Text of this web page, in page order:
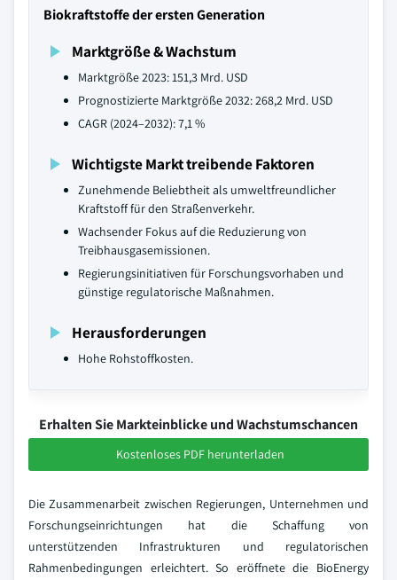
Biokraftstoffe der ersten Generation
Marktgröße & Wachstum
Marktgröße 2023: 151,3 Mrd. USD
Prognostizierte Marktgröße 2032: 268,2 Mrd. USD
CAGR (2024–2032): 7,1 %
Wichtigste Markt treibende Faktoren
Zunehmende Beliebtheit als umweltfreundlicher
Kraftstoff für den Straßenverkehr.
Wachsender Fokus auf die Reduzierung von
Treibhausgasemissionen.
Regierungsinitiativen für Forschungsvorhaben und
günstige regulatorische Maßnahmen.
Herausforderungen
Hohe Rohstoffkosten.
Erhalten Sie Markteinblicke und Wachstumschancen
Kostenloses PDF herunterladen
Die Zusammenarbeit zwischen Regierungen, Unternehmen und
Forschungseinrichtungen hat die Schaffung von
unterstützenden Infrastrukturen und regulatorischen
Rahmenbedingungen erleichtert. So eröffnete die BioEnergy